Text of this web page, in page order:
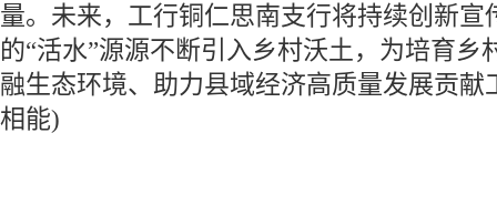
量。未来，工行铜仁思南支行将持续创新宣
的“活水”源源不断引入乡村沃土，为培育乡
融生态环境、助力县域经济高质量发展贡献
相能)